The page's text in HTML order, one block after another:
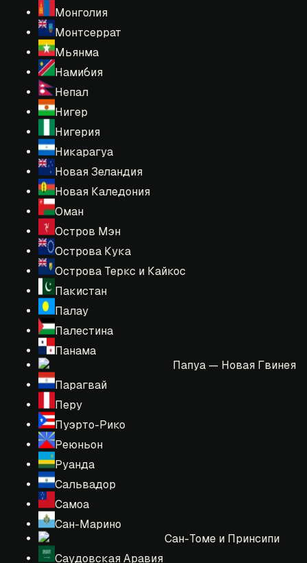
Монголия
Монтсеррат
Мьянма
Намибия
Непал
Нигер
Нигерия
Никарагуа
Новая Зеландия
Новая Каледония
Оман
Остров Мэн
Острова Кука
Острова Теркс и Кайкос
Пакистан
Палау
Палестина
Панама
Папуа — Новая Гвинея
Парагвай
Перу
Пуэрто-Рико
Реюньон
Руанда
Сальвадор
Самоа
Сан-Марино
Сан-Томе и Принсипи
Саудовская Аравия